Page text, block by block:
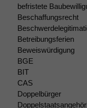
befristete
Beschaffungsrecht
Betreibungsferien
Beweiswürdigung
BGE
BIT
CAS
Doppelbürger